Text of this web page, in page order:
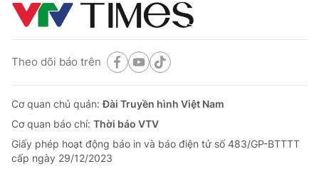
Theo dõi báo trên
Cơ quan chủ quản:Đài Truyền hình Việt Nam
Cơ quan báo chí: Thời báo VTV
Giấy phép hoạt động báo in và báo điện tử số 483/GP-BTTTT
cấp ngày 29/12/2023